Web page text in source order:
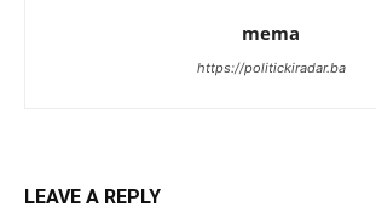
mema
https://politickiradar.ba
LEAVE A REPLY